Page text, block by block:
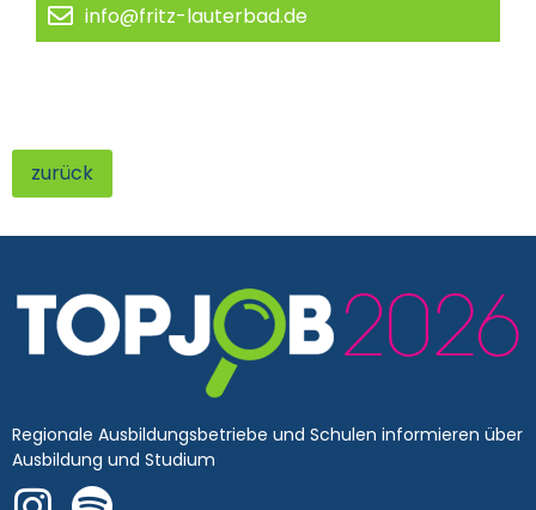
info@fritz-lauterbad.de
zurück
Regionale Ausbildungsbetriebe und Schulen informieren über
Ausbildung und Studium